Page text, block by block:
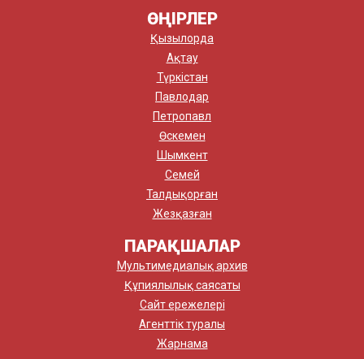
ӨҢІРЛЕР
Қызылорда
Ақтау
Түркістан
Павлодар
Петропавл
Өскемен
Шымкент
Семей
Талдықорған
Жезқазған
ПАРАҚШАЛАР
Мультимедиалық архив
Құпиялылық саясаты
Сайт ережелері
Агенттік туралы
Жарнама